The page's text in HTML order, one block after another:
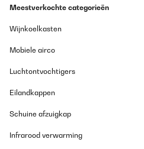
Meestverkochte categorieën
Wijnkoelkasten
Mobiele airco
Luchtontvochtigers
Eilandkappen
Schuine afzuigkap
Infrarood verwarming